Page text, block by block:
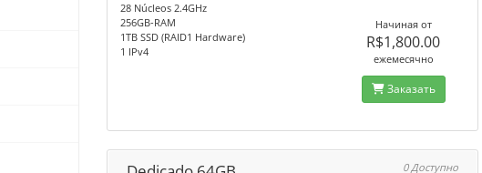
28 Núcleos 2.4GHz
256GB-RAM
1TB SSD (RAID1 Hardware)
1 IPv4
Начиная от
R$1,800.00
ежемесячно
Заказать
0 Доступно